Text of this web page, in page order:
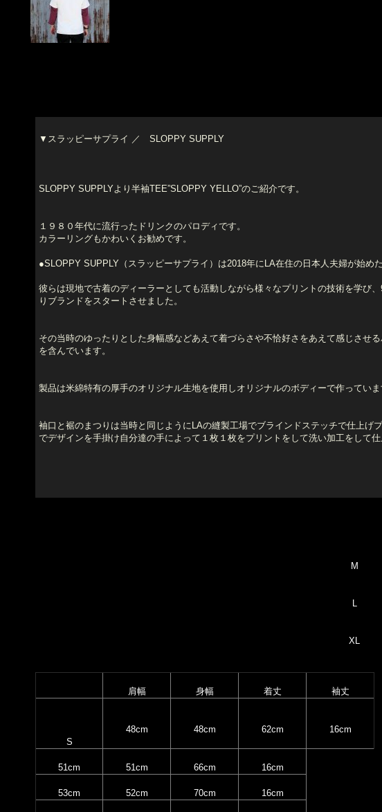
▼スラッピーサプライ ／ SLOPPY SUPPLY
SLOPPY SUPPLYより半袖TEE”SLOPPY YELLO”のご紹介です。
１９８０年代に流行ったドリンクのパロディです。
カラーリングもかわいくお勧めです。
●SLOPPY SUPPLY（スラッピーサプライ）は2018年にLA在住の日本人夫婦が始め
彼らは現地で古着のディーラーとしても活動しながら様々なプリントの技術を学び
りブランドをスタートさせました。
その当時のゆったりとした身幅感などあえて着づらさや不恰好さをあえて感じさ
を含んでいます。
製品は米綿特有の厚手のオリジナル生地を使用しオリジナルのボディーで作っていま
袖口と裾のまつりは当時と同じようにLAの縫製工場でブラインドステッチで仕上
でデザインを手掛け自分達の手によって１枚１枚をプリントをして洗い加工をして仕
M
L
XL
肩幅 身幅 着丈 袖丈
S
48cm 48cm 62cm 16cm
51cm 51cm 66cm 16cm
53cm 52cm 70cm 16cm